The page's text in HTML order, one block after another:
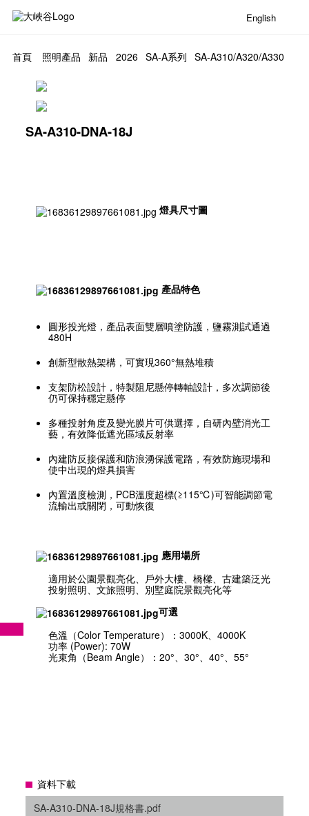
English
首頁 照明產品 新品 2026 SA-A系列 SA-A310/A320/A330
SA-A310-DNA-18J
燈具尺寸圖
產品特色
圓形投光燈，產品表面雙層噴塗防護，鹽霧測試通過
480H
創新型散熱架構，可實現360°無熱堆積
支架防松設計，特製阻尼懸停轉軸設計，多次調節後
仍可保持穩定懸停
多種投射角度及變光膜片可供選擇，自研內壁消光工
藝，有效降低遮光區域反射率
內建防反接保護和防浪湧保護電路，有效防施現場和
使中出現的燈具損害
內置溫度檢測，PCB溫度超標(≥115℃)可智能調節電
流輸出或關閉，可動恢復
應用場所
適用於公園景觀亮化、戶外大樓、橋樑、古建築泛光
投射照明、文旅照明、別墅庭院景觀亮化等
可選
色溫（Color Temperature）：3000K、4000K
功率 (Power): 70W
光束角（Beam Angle）：20°、30°、40°、55°
資料下載
SA-A310-DNA-18J規格書.pdf